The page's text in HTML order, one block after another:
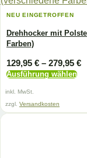
NEU EINGETROFFEN
Drehhocker mit
Farben)
129,95 € – 279,95 €
Ausführung wählen
Produkt
weist
mehrere
inkl. MwSt.
zzgl. Versandkosten